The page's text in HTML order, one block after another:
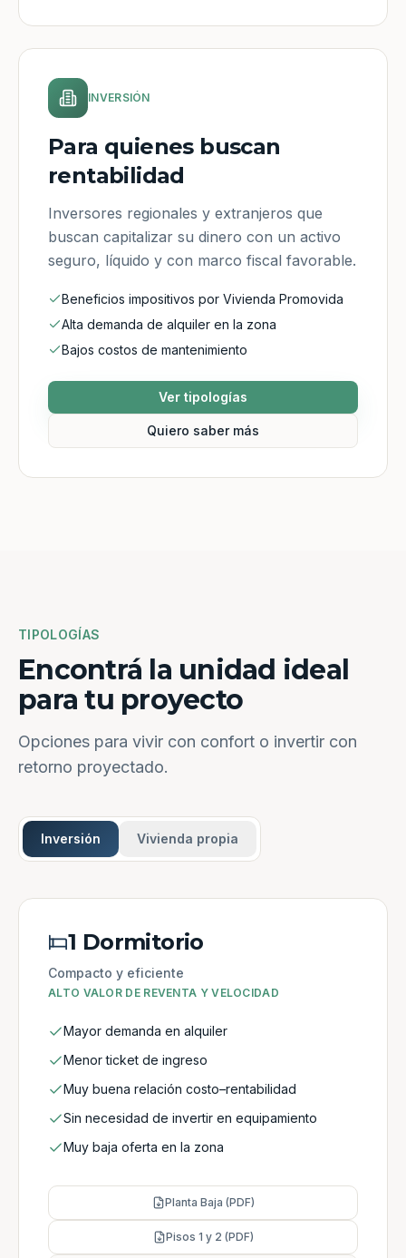
INVERSIÓN
Para quienes buscan
rentabilidad
Inversores regionales y extranjeros que
buscan capitalizar su dinero con un activo
seguro, líquido y con marco fiscal favorable.
Beneficios impositivos por Vivienda Promovida
Alta demanda de alquiler en la zona
Bajos costos de mantenimiento
Ver tipologías
Quiero saber más
TIPOLOGÍAS
Encontrá la unidad ideal
para tu proyecto
Opciones para vivir con confort o invertir con
retorno proyectado.
Inversión Vivienda propia
1 Dormitorio
Compacto y eficiente
ALTO VALOR DE REVENTA Y VELOCIDAD
Mayor demanda en alquiler
Menor ticket de ingreso
Muy buena relación costo–rentabilidad
Sin necesidad de invertir en equipamiento
Muy baja oferta en la zona
Planta Baja (PDF)
Pisos 1 y 2 (PDF)